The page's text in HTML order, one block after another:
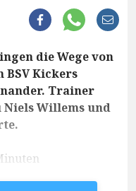
die Wege von
BSV Kickers
Trainer
Willems und